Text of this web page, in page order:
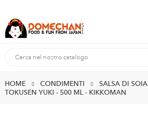
HOME CONDIMENTI SALSA DI SOIA
TOKUSEN YUKI - 500 ML - KIKKOMAN